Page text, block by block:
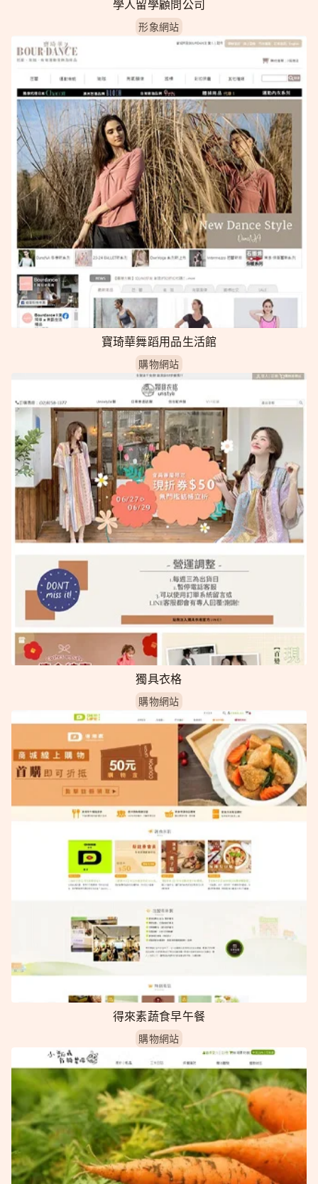
學人留學顧問公司
形象網站
寶琦華舞蹈用品生活館
購物網站
獨具衣格
購物網站
得來素蔬食早午餐
購物網站